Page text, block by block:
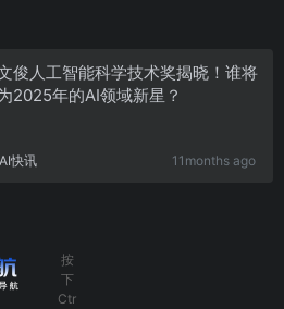
俊人工智能科学技术奖揭晓！谁将
2025年的AI领域新星？
AI快讯 11months ago
按
下
Ctr